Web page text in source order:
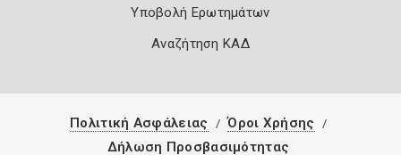
Υποβολή Ερωτημάτων
Αναζήτηση ΚΑΔ
Πολιτική Ασφάλειας
Όροι Χρήσης
Δήλωση Προσβασιμότητας